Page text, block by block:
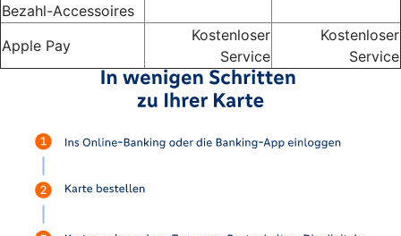
Bezahl-Accessoires
Apple Pay
Kostenloser
Service
Kostenloser
Service